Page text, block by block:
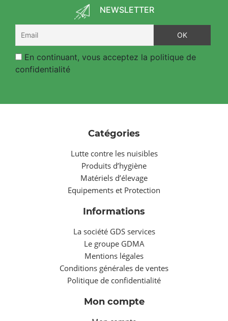
NEWSLETTER
En continuant, vous acceptez la politique de
confidentialité
Catégories
Lutte contre les nuisibles
Produits d’hygiène
Matériels d’élevage
Equipements et Protection
Informations
La société GDS services
Le groupe GDMA
Mentions légales
Conditions générales de ventes
Politique de confidentialité
Mon compte